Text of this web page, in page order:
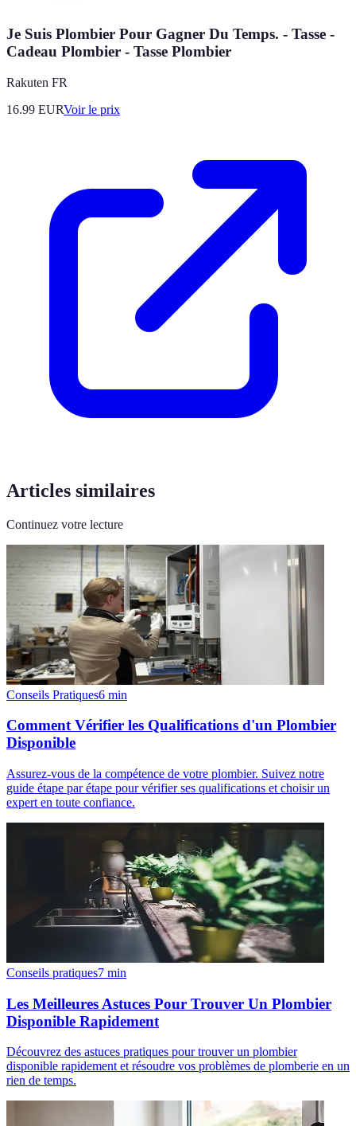
Je Suis Plombier Pour Gagner Du Temps. - Tasse -
Cadeau Plombier - Tasse Plombier
Rakuten FR
16.99 EURVoir le prix
Articles similaires
Continuez votre lecture
Conseils Pratiques6 min
Comment Vérifier les Qualifications d'un Plombier
Disponible
Assurez-vous de la compétence de votre plombier. Suivez notre
guide étape par étape pour vérifier ses qualifications et choisir un
expert en toute confiance.
Conseils pratiques7 min
Les Meilleures Astuces Pour Trouver Un Plombier
Disponible Rapidement
Découvrez des astuces pratiques pour trouver un plombier
disponible rapidement et résoudre vos problèmes de plomberie en un
rien de temps.